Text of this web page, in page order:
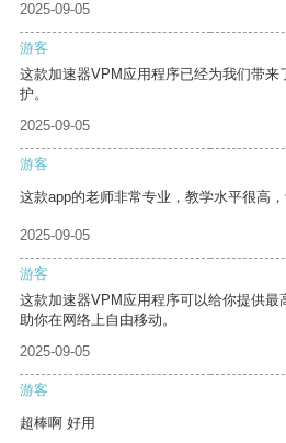
2025-09-05
游客
这款加速器VPM应用程序已经为我们带来
护。
2025-09-05
游客
这款app的老师非常专业，教学水平很高
2025-09-05
游客
这款加速器VPM应用程序可以给你提供最
助你在网络上自由移动。
2025-09-05
游客
超棒啊 好用